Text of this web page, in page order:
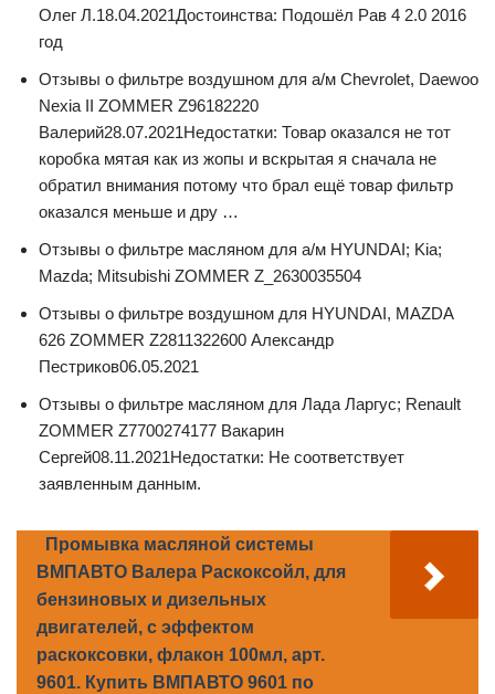
Олег Л.18.04.2021Достоинства: Подошёл Рав 4 2.0 2016
год
Отзывы о фильтре воздушном для а/м Chevrolet, Daewoo
Nexia II ZOMMER Z96182220
Валерий28.07.2021Недостатки: Товар оказался не тот
коробка мятая как из жопы и вскрытая я сначала не
обратил внимания потому что брал ещё товар фильтр
оказался меньше и дру …
Отзывы о фильтре масляном для а/м HYUNDAI; Kia;
Mazda; Mitsubishi ZOMMER Z_2630035504
Отзывы о фильтре воздушном для HYUNDAI, MAZDA
626 ZOMMER Z2811322600 Александр
Пестриков06.05.2021
Отзывы о фильтре масляном для Лада Ларгус; Renault
ZOMMER Z7700274177 Вакарин
Сергей08.11.2021Недостатки: Не соответствует
заявленным данным.
Промывка масляной системы
ВМПАВТО Валера Раскоксойл, для
бензиновых и дизельных
двигателей, с эффектом
раскоксовки, флакон 100мл, арт.
9601. Купить ВМПАВТО 9601 по